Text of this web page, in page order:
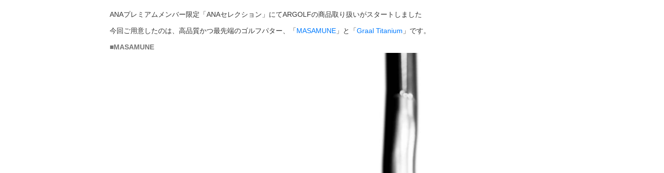
ANAプレミアムメンバー限定「ANAセレクション」にてARGOLFの商品取り扱いがスタートしました
今回ご用意したのは、高品質かつ最先端のゴルフパター、「MASAMUNE 」と「Graal Titanium 」です。
■MASAMUNE